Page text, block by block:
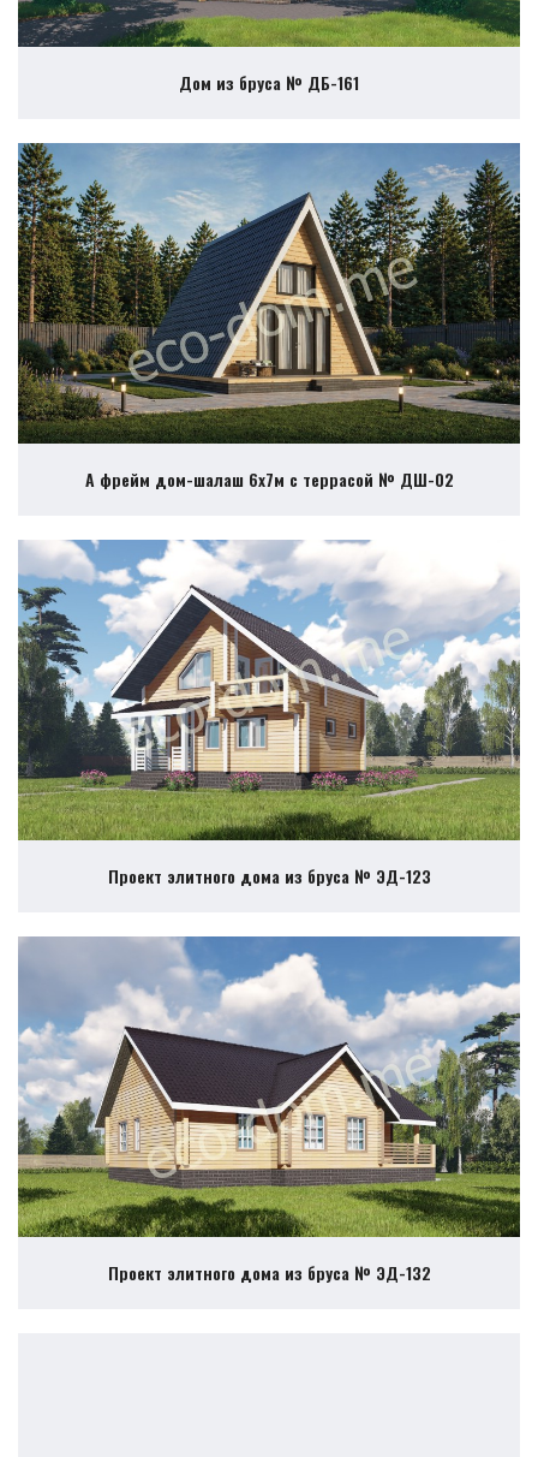
Дом из бруса № ДБ-161
А фрейм дом-шалаш 6х7м с террасой № ДШ-02
Проект элитного дома из бруса № ЭД-123
Проект элитного дома из бруса № ЭД-132